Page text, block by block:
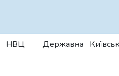
НВЦ Державна